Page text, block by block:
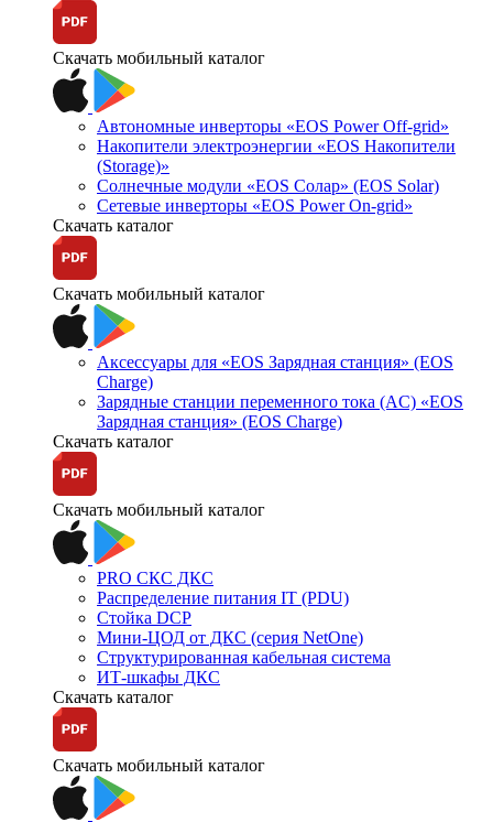
Скачать мобильный каталог
Автономные инверторы «EOS Power Off-grid»
Накопители электроэнергии «EOS Накопители
(Storage)»
Солнечные модули «EOS Солар» (EOS Solar)
Сетевые инверторы «EOS Power On-grid»
Скачать каталог
Скачать мобильный каталог
Аксессуары для «EOS Зарядная станция» (EOS
Charge)
Зарядные станции переменного тока (AC) «EOS
Зарядная станция» (EOS Charge)
Скачать каталог
Скачать мобильный каталог
PRO СКС ДКС
Распределение питания IT (PDU)
Стойка DCP
Мини-ЦОД от ДКС (серия NetOne)
Структурированная кабельная система
ИТ-шкафы ДКС
Скачать каталог
Скачать мобильный каталог